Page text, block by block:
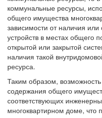
коммунальные ресурсы,
общего имущества
зависимости от наличия или
устройств в местах общего
открытой или закрытой
наличия такой
ресурса.
Таким образом,
содержания общего
соответствующих
многоквартирном доме, что